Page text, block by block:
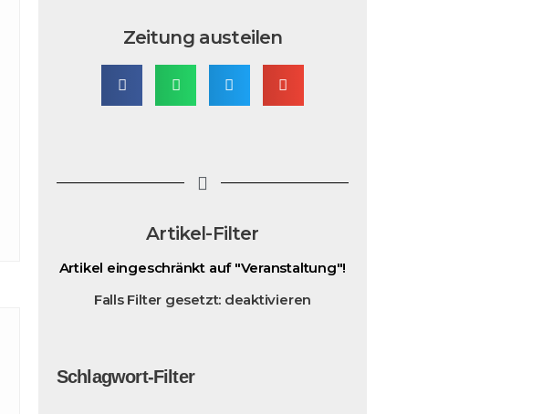
Zeitung austeilen
Artikel-Filter
Artikel eingeschränkt auf "Veranstaltung"!
Falls Filter gesetzt: deaktivieren
Schlagwort-Filter